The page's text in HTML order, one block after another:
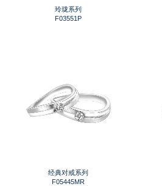
玲珑系列
F03551P
经典对戒系列
F05445MR